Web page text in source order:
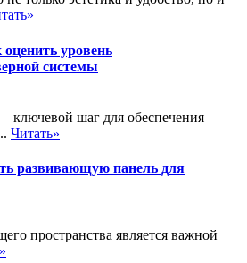
уровень
системы
ключевой шаг для обеспечения
Читать»
развивающую панель для
пространства является важной